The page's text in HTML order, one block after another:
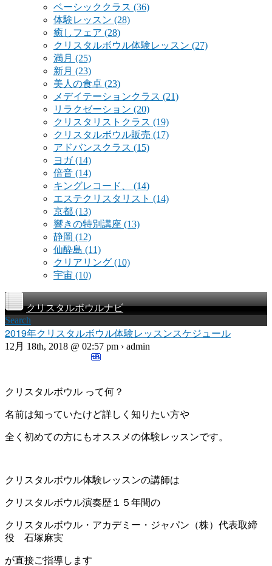
ベーシッククラス (36)
体験レッスン (28)
癒しフェア (28)
クリスタルボウル体験レッスン (27)
満月 (25)
新月 (23)
美人の食卓 (23)
メデイテーションクラス (21)
リラクゼーション (20)
クリスタリストクラス (19)
クリスタルボウル販売 (17)
アドバンスクラス (15)
ヨガ(14)
倍音 (14)
キングレコード、 (14)
エステクリスタリスト (14)
京都 (13)
響きの特別講座 (13)
静岡 (12)
仙酔島 (11)
クリアリング (10)
宇宙 (10)
クリスタルボウルナビ
Search
2019年クリスタルボウル体験レッスンスケジュール
12月 18th, 2018 @ 02:57 pm › admin
クリスタルボウル って何？
名前は知っていたけど詳しく知りたい方や
全く初めての方にもオススメの体験レッスンです。
クリスタルボウル体験レッスンの講師は
クリスタルボウル演奏歴１５年間の
クリスタルボウル・アカデミー・ジャパン（株）代表取締
役 石塚麻実
が直接ご指導します